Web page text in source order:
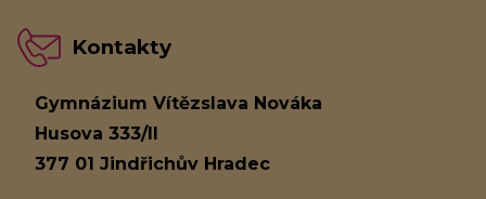
Kontakty
Gymnázium Vítězslava Nováka
Husova 333/II
377 01 Jindřichův Hradec